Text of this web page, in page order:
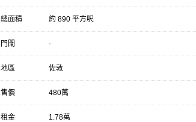
總面積 約 890 平方呎
門闊 -
地區 佐敦
售價 480萬
租金 1.78萬